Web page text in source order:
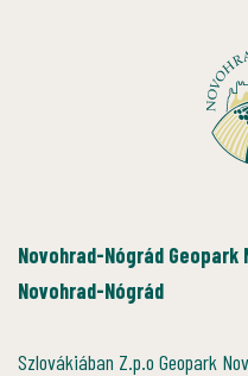
Novohrad-Nógrád
Novohrad-Nógrád
Szlovákiában Z.p.o Geopark